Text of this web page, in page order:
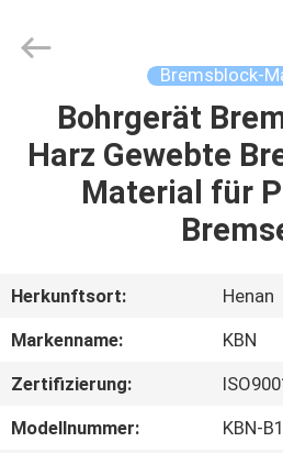
HAUS
PRODUKTE
UNS
AUSFLUG
Bremsblock-
Bohrgerät
Harz Gewebte
Material für
Herkunftsort:
Henan
Markenname:
KBN
Zertifizierung:
Modellnummer:
KBN-